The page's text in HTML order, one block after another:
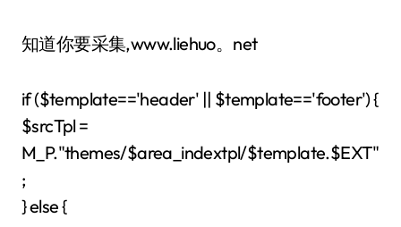
知道你要采集,www.liehuo。net
if ($template=='header' || $template=='footer') {
$srcTpl =
M_P."themes/$area_indextpl/$template.$EXT"
;
} else {